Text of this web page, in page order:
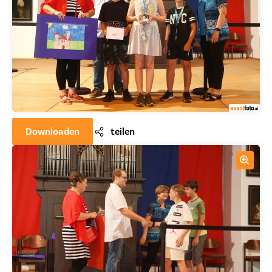
Downloaden teilen